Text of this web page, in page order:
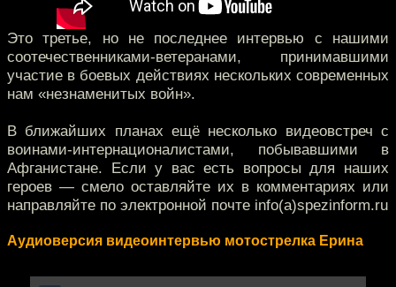
Это третье, но не последнее интервью с нашими
соотечественниками-ветеранами, принимавшими
участие в боевых действиях нескольких современных
нам «незнаменитых войн».
В ближайших планах ещё несколько видеовстреч с
воинами-интернационалистами, побывавшими в
Афганистане. Если у вас есть вопросы для наших
героев — смело оставляйте их в комментариях или
направляйте по электронной почте info(а)spezinform.ru
Аудиоверсия видеоинтервью мотострелка Ерина